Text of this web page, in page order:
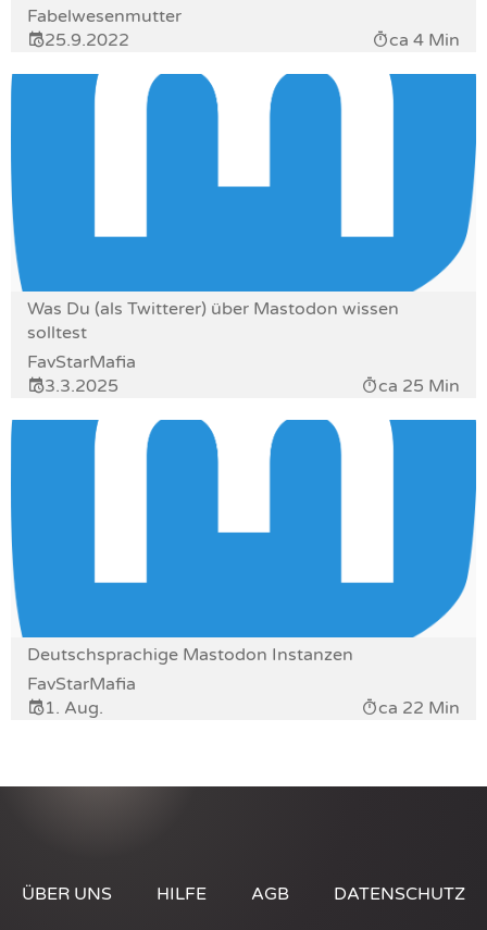
Fabelwesenmutter
25.9.2022
ca 4 Min
Was Du (als Twitterer) über Mastodon wissen
solltest
FavStarMafia
3.3.2025
ca 25 Min
Deutschsprachige Mastodon Instanzen
FavStarMafia
1. Aug.
ca 22 Min
ÜBER UNS HILFE AGB DATENSCHUTZ